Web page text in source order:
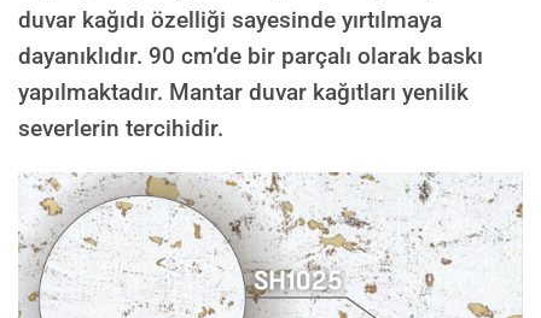
duvar kağıdı özelliği sayesinde yırtılmaya
dayanıklıdır. 90 cm’de bir parçalı olarak baskı
yapılmaktadır. Mantar duvar kağıtları yenilik
severlerin tercihidir.